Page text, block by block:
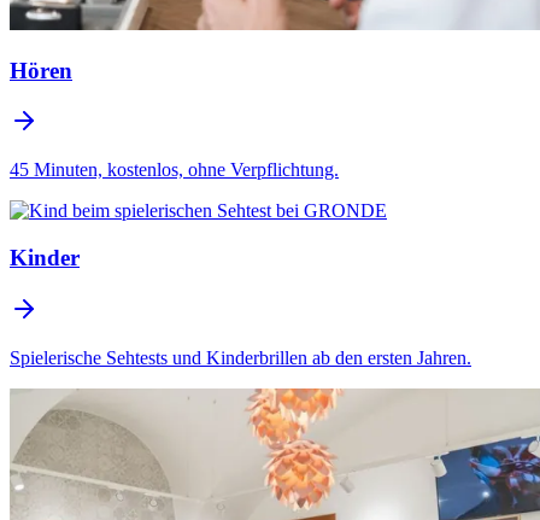
Hören
45 Minuten, kostenlos, ohne Verpflichtung.
Kinder
Spielerische Sehtests und Kinderbrillen ab den ersten Jahren.